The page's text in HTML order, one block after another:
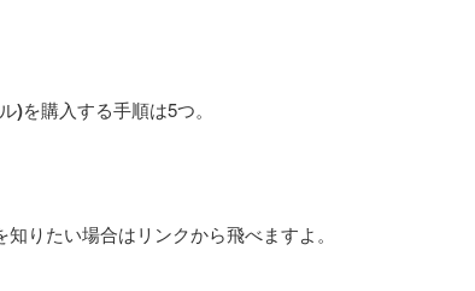
)を購入する手順は5つ。
りたい場合はリンクから飛べますよ。